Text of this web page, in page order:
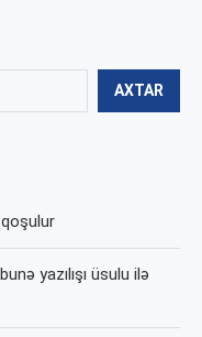
AXTAR
qoşulur
yazılışı üsulu ilə